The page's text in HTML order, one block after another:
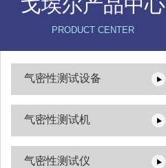
戈埃尔产品中心
PRODUCT CENTER
气密性测试设备
气密性测试机
气密性测试仪